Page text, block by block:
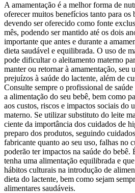
A amamentação é a melhor forma de
oferecer muitos benefícios tanto para os
devendo ser oferecido como fonte
mês, podendo ser mantido até os dois
importante que antes e durante a
dieta saudável e equilibrada. O uso de
pode dificultar o aleitamento materno
manter ou retornar à amamentação, seu
prejuízos à saúde do lactente, além de
Consulte sempre o profissional de
a alimentação do seu bebê, bem como
aos custos, riscos e impactos sociais do
materno. Se utilizar substituto do leite
ciente da importância dos cuidados de
preparo dos produtos, seguindo
fabricante quanto ao seu uso, falhas no
poderão ter impactos na saúde do
tenha uma alimentação equilibrada e
hábitos culturais na introdução de
dieta do lactente, bem como sejam
alimentares saudáveis.